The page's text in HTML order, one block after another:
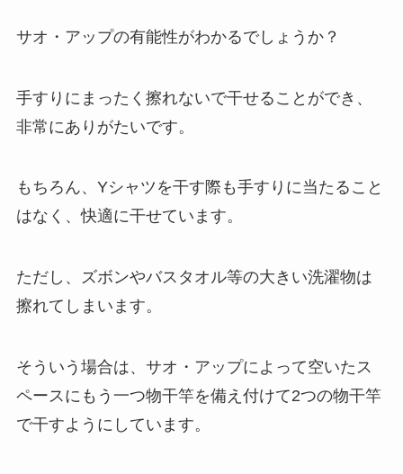
サオ・アップの有能性がわかるでしょうか？
手すりにまったく擦れないで干せることができ、
非常にありがたいです。
もちろん、Yシャツを干す際も手すりに当たること
はなく、快適に干せています。
ただし、ズボンやバスタオル等の大きい洗濯物は
擦れてしまいます。
そういう場合は、サオ・アップによって空いたス
ペースにもう一つ物干竿を備え付けて2つの物干竿
で干すようにしています。